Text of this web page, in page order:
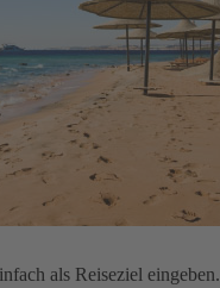
als Reiseziel eingeben.